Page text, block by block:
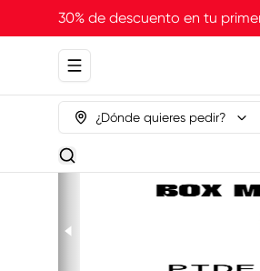
30% de descuento en tu
Abrir menu de navegación
¿Dónde quieres pedir?